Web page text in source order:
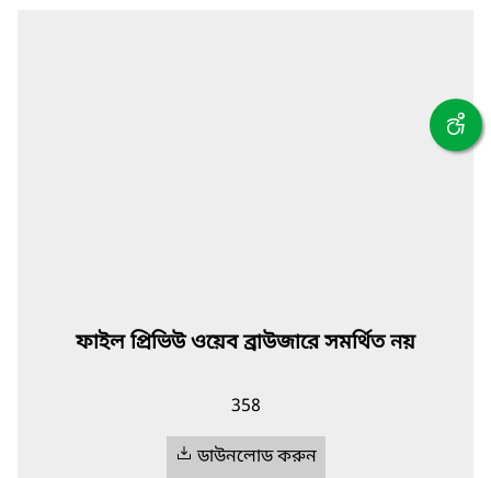
ফাইল প্রিভিউ ওয়েব ব্রাউজারে সমর্থিত নয়
358
ডাউনলোড করুন